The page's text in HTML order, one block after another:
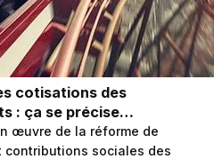
cotisations des
: ça se précise…
œuvre de la réforme de
contributions sociales des